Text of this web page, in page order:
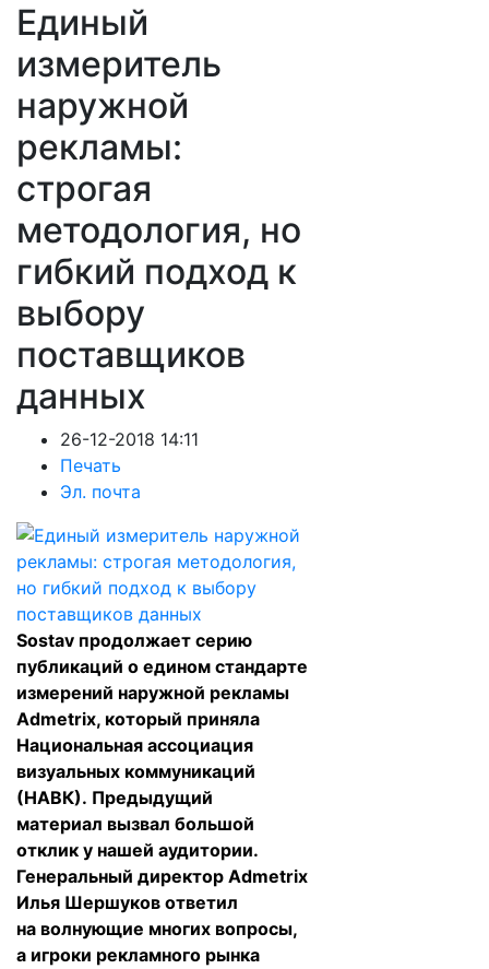
Единый
измеритель
наружной
рекламы:
строгая
методология, но
гибкий подход к
выбору
поставщиков
данных
26-12-2018 14:11
Печать
Эл. почта
Sostav продолжает серию
публикаций о едином стандарте
измерений наружной рекламы
Admetrix, который приняла
Национальная ассоциация
визуальных коммуникаций
(НАВК). Предыдущий
материал вызвал большой
отклик у нашей аудитории.
Генеральный директор Admetrix
Илья Шершуков ответил
на волнующие многих вопросы,
а игроки рекламного рынка